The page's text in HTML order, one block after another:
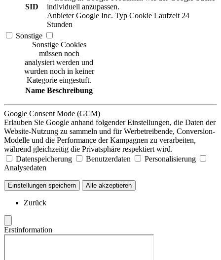
SID
individuell anzupassen.
Anbieter Google Inc. Typ Cookie Laufzeit 24
Stunden
Sonstige
Sonstige Cookies
müssen noch
analysiert werden und
wurden noch in keiner
Kategorie eingestuft.
Name Beschreibung
Google Consent Mode (GCM)
Erlauben Sie Google anhand folgender Einstellungen, die Daten der
Website-Nutzung zu sammeln und für Werbetreibende, Conversion-
Modelle und die Performance der Kampagnen zu verarbeiten,
während gleichzeitig die Privatsphäre respektiert wird.
Datenspeicherung
Benutzerdaten
Personalisierung
Analysedaten
Einstellungen speichern Alle akzeptieren
Zurück
Erstinformation